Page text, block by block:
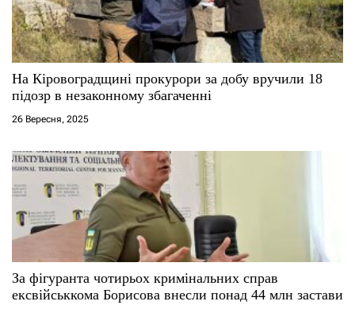
На Кіровоградщині прокурори за добу вручили 18
підозр в незаконному збагаченні
26 Вересня, 2025
За фігуранта чотирьох кримінальних справ
ексвійськкома Борисова внесли понад 44 млн застави